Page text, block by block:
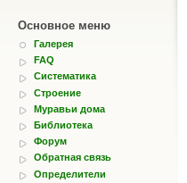
Основное меню
Галерея
FAQ
Систематика
Строение
Муравьи дома
Библиотека
Форум
Обратная связь
Определители